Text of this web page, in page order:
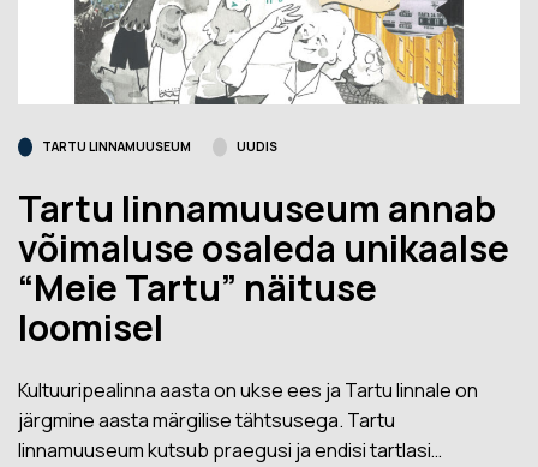
TARTU LINNAMUUSEUM UUDIS
Tartu linnamuuseum annab
võimaluse osaleda unikaalse
“Meie Tartu” näituse
loomisel
Kultuuripealinna aasta on ukse ees ja Tartu linnale on
järgmine aasta märgilise tähtsusega. Tartu
linnamuuseum kutsub praegusi ja endisi tartlasi…